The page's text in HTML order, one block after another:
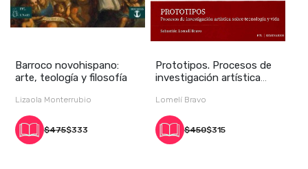
Barroco novohispano:
arte, teología y filosofía
Lizaola Monterrubio
$475$333
Prototipos. Procesos de
investigación artística
Lomelí Bravo
$450$315